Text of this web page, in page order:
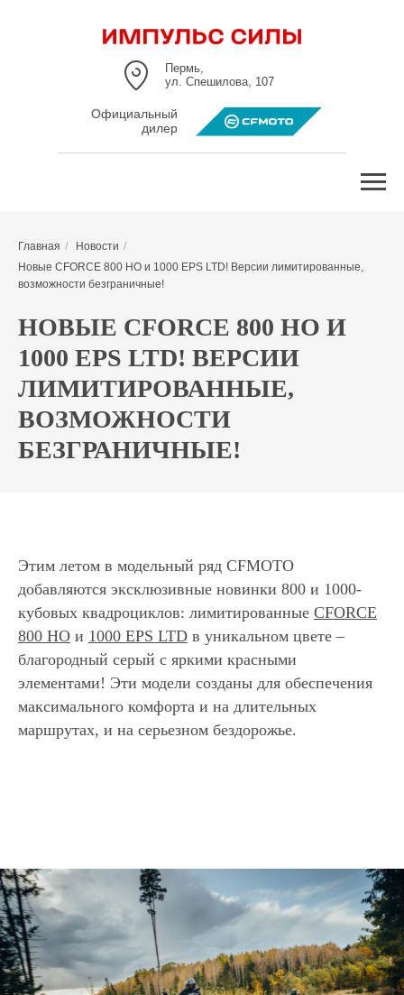
Пермь,
ул. Спешилова, 107
Официальный
дилер
Главная / Новости /
Новые CFORCE 800 HO и 1000 EPS LTD! Версии лимитированные,
возможности безграничные!
НОВЫЕ CFORCE 800 HO И
1000 EPS LTD! ВЕРСИИ
ЛИМИТИРОВАННЫЕ,
ВОЗМОЖНОСТИ
БЕЗГРАНИЧНЫЕ!
Этим летом в модельный ряд CFMOTO
добавляются эксклюзивные новинки 800 и 1000-
кубовых квадроциклов: лимитированные CFORCE
800 HO и 1000 EPS LTD в уникальном цвете –
благородный серый с яркими красными
элементами! Эти модели созданы для обеспечения
максимального комфорта и на длительных
маршрутах, и на серьезном бездорожье.